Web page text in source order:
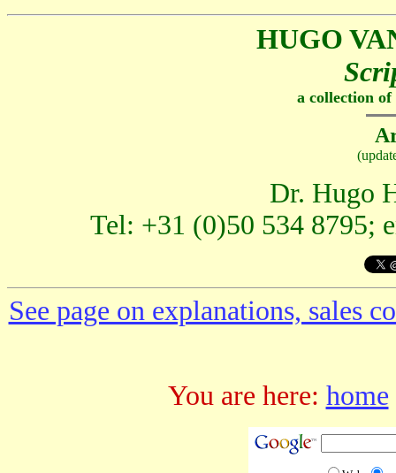
HUGO
a collection of
Dr. Hugo
Tel: +31 (0)50 534 8795;
See page on explanations, sales
You are here: home